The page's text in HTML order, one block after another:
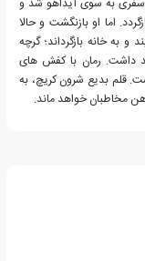
اما او بازنگشت و حالا
و به خانه بازگرداند؛ گرچه
داشت. رمان با کفش های
است. قلم بدیع شرون کریچ، به
مخاطبان خواهد ماند.